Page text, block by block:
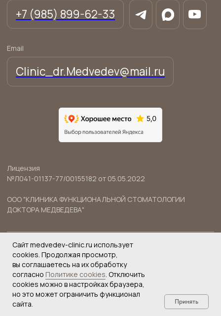
Сайт medvedev-clinic.ru использует
cookies. Продолжая просмотр,
вы соглашаетесь на их обработку
согласно Политике cookies. Отключить
cookies можно в настройках браузера,
но это может ограничить функционал
сайта.
Принять